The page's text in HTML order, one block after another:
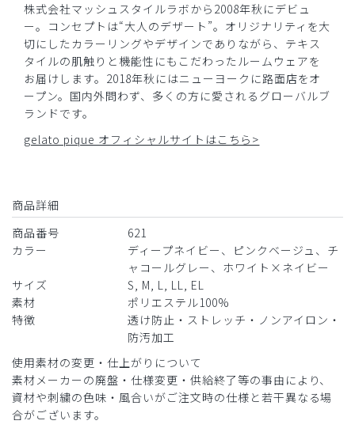
​1 ​2
株式会社マッシュスタイルラボから2008年秋にデビュ
ー。コンセプトは“大人のデザート”。オリジナリティを大
切にしたカラーリングやデザインでありながら、テキス
タイルの肌触りと機能性にもこだわったルームウェアを
お届けします。2018年秋にはニューヨークに路面店をオ
ープン。国内外問わず、多くの方に愛されるグローバルブ
ランドです。
gelato pique オフィシャルサイトはこちら>
商品詳細
商品番号
621
カラー
ディープネイビー、ピンクベージュ、チ
ャコールグレー、ホワイト×ネイビー
サイズ
S, M, L, LL, EL
素材
ポリエステル100%
特徴
透け防止・ストレッチ・ノンアイロン・
防汚加工
使用素材の変更・仕上がりについて
素材メーカーの廃盤・仕様変更・供給終了等の事由により、
資材や刺繍の色味・風合いがご注文時の仕様と若干異なる場
合がございます。